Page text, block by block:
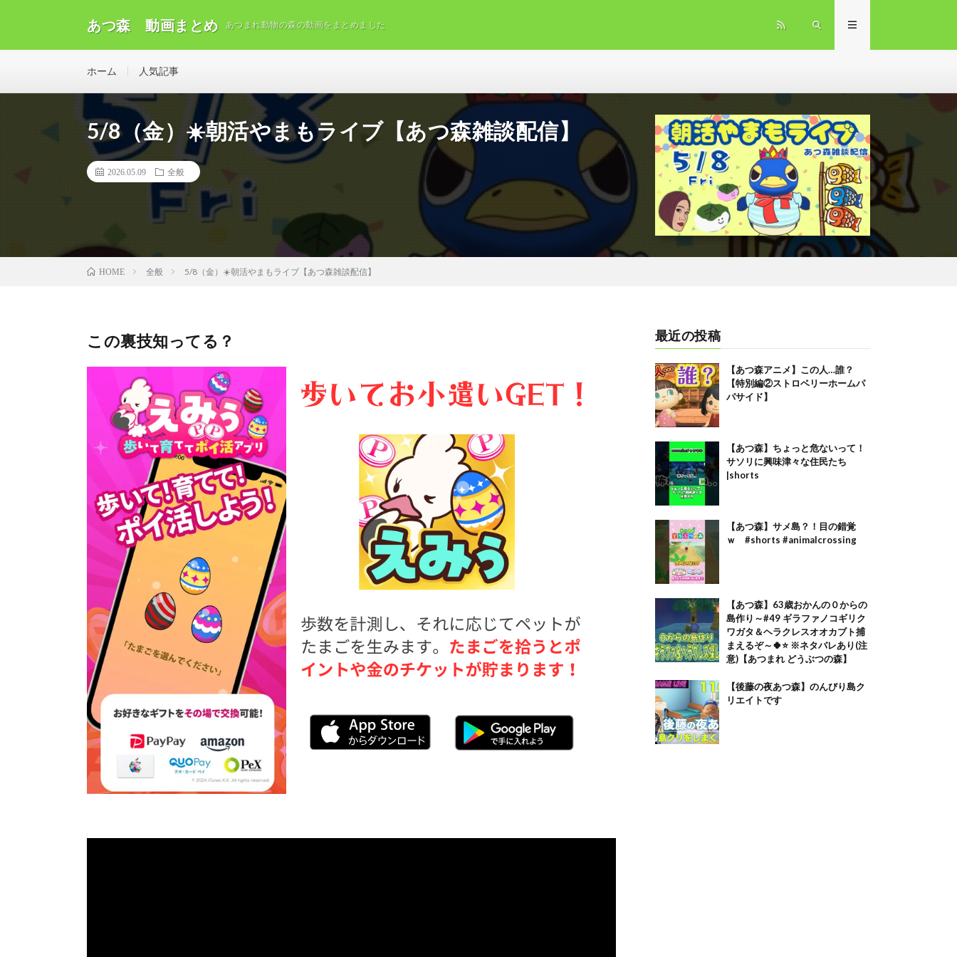
あつ森 動画まとめ あつまれ動物の森の動画をまとめました
ホーム 人気記事
5/8（金）☀️朝活やまもライブ【あつ森雑談配信】
2026.05.09 全般
HOME 全般 5/8（金）☀️朝活やまもライブ【あつ森雑談配信】
この裏技知ってる？ 最近の投稿
【あつ森アニメ】この人…誰？
【特別編②ストロベリーホームパ
パサイド】
【あつ森】ちょっと危ないって！
サソリに興味津々な住民たち
|shorts
【あつ森】サメ島？！目の錯覚
ｗ #shorts #animalcrossing
【あつ森】63歳おかんの０からの
島作り～#49 ギラファノコギリク
ワガタ＆ヘラクレスオオカブト捕
まえるぞ～🍀⭐ ※ネタバレあり(注
意)【あつまれ どうぶつの森】
【後藤の夜あつ森】のんびり島ク
リエイトです